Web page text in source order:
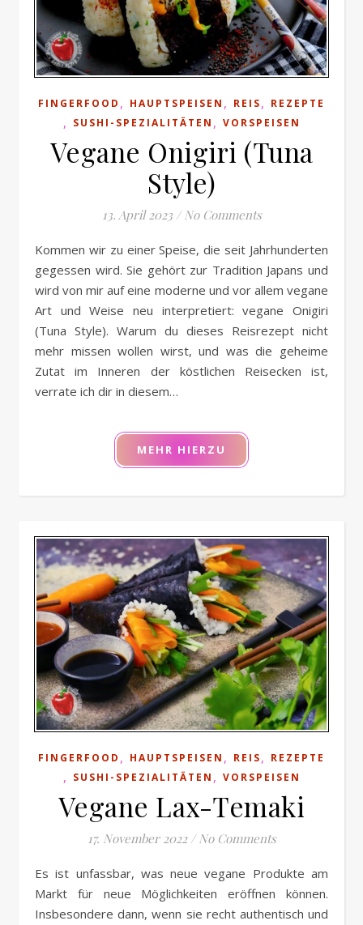
FINGERFOOD , HAUPTSPEISEN , REIS, REZEPTE
, SUSHI-SPEZIALITÄTEN , VORSPEISEN
Vegane Onigiri (Tuna
Style)
13. April 2023 / No Comments
Kommen wir zu einer Speise, die seit Jahrhunderten
gegessen wird. Sie gehört zur Tradition Japans und
wird von mir auf eine moderne und vor allem vegane
Art und Weise neu interpretiert: vegane Onigiri
(Tuna Style). Warum du dieses Reisrezept nicht
mehr missen wollen wirst, und was die geheime
Zutat im Inneren der köstlichen Reisecken ist,
verrate ich dir in diesem…
MEHR HIERZU
FINGERFOOD , HAUPTSPEISEN , REIS, REZEPTE
, SUSHI-SPEZIALITÄTEN , VORSPEISEN
Vegane Lax-Temaki
17. November 2022 / No Comments
Es ist unfassbar, was neue vegane Produkte am
Markt für neue Möglichkeiten eröffnen können.
Insbesondere dann, wenn sie recht authentisch und